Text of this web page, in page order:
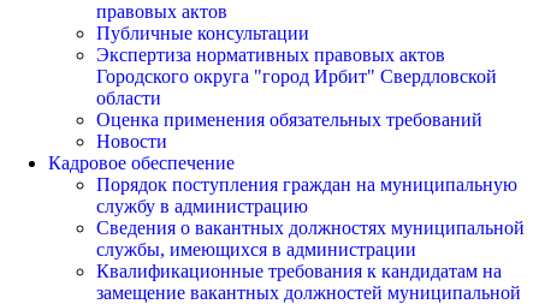
правовых актов
Публичные консультации
Экспертиза нормативных правовых актов
Городского округа "город Ирбит" Свердловской
области
Оценка применения обязательных требований
Новости
Кадровое обеспечение
Порядок поступления граждан на муниципальную
службу в администрацию
Сведения о вакантных должностях муниципальной
службы, имеющихся в администрации
Квалификационные требования к кандидатам на
замещение вакантных должностей муниципальной